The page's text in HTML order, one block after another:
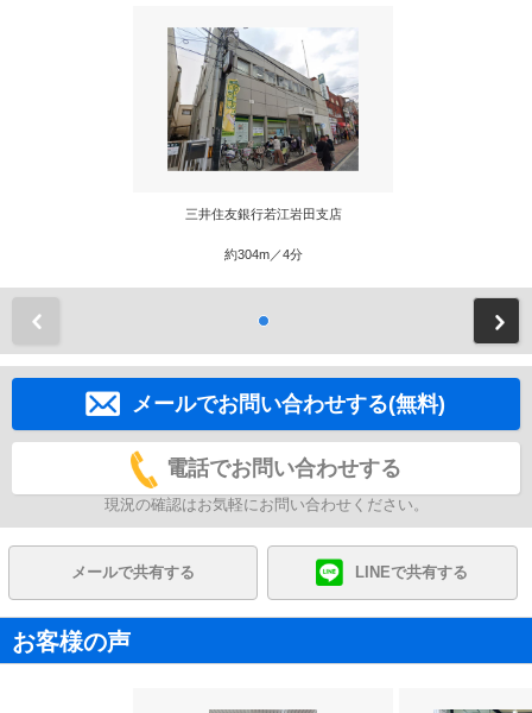
三井住友銀行若江岩田支店
約304m／4分
メールでお問い合わせする(無料)
電話でお問い合わせする
現況の確認はお気軽にお問い合わせください。
メールで共有する LINEで共有する
お客様の声